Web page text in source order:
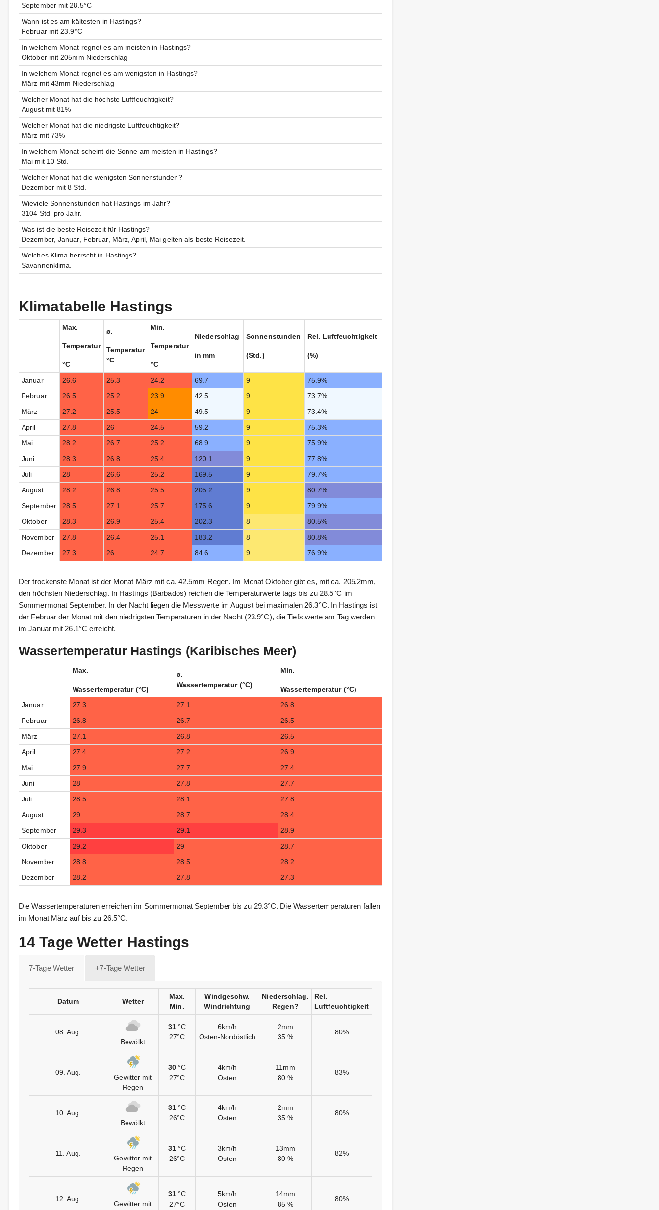
September mit 28.5°C
Wann ist es am kältesten in Hastings?
Februar mit 23.9°C
In welchem Monat regnet es am meisten in Hastings?
Oktober mit 205mm Niederschlag
In welchem Monat regnet es am wenigsten in Hastings?
März mit 43mm Niederschlag
Welcher Monat hat die höchste Luftfeuchtigkeit?
August mit 81%
Welcher Monat hat die niedrigste Luftfeuchtigkeit?
März mit 73%
In welchem Monat scheint die Sonne am meisten in Hastings?
Mai mit 10 Std.
Welcher Monat hat die wenigsten Sonnenstunden?
Dezember mit 8 Std.
Wieviele Sonnenstunden hat Hastings im Jahr?
3104 Std. pro Jahr.
Was ist die beste Reisezeit für Hastings?
Dezember, Januar, Februar, März, April, Mai gelten als beste Reisezeit.
Welches Klima herrscht in Hastings?
Savannenklima.
Klimatabelle Hastings
Max.
Temperatur
°C
ø.
Temperatur
°C
Min.
Temperatur
°C
Niederschlag
in mm
Sonnenstunden
(Std.)
Rel. Luftfeuchtigkeit
(%)
Januar 26.6 25.3 24.2 69.7 9 75.9%
Februar 26.5 25.2 23.9 42.5 9 73.7%
März 27.2 25.5 24 49.5 9 73.4%
April 27.8 26 24.5 59.2 9 75.3%
Mai 28.2 26.7 25.2 68.9 9 75.9%
Juni 28.3 26.8 25.4 120.1 9 77.8%
Juli 28 26.6 25.2 169.5 9 79.7%
August 28.2 26.8 25.5 205.2 9 80.7%
September 28.5 27.1 25.7 175.6 9 79.9%
Oktober 28.3 26.9 25.4 202.3 8 80.5%
November 27.8 26.4 25.1 183.2 8 80.8%
Dezember 27.3 26 24.7 84.6 9 76.9%
Der trockenste Monat ist der Monat März mit ca. 42.5mm Regen. Im Monat Oktober gibt es, mit ca. 205.2mm,
den höchsten Niederschlag. In Hastings (Barbados) reichen die Temperaturwerte tags bis zu 28.5°C im
Sommermonat September. In der Nacht liegen die Messwerte im August bei maximalen 26.3°C. In Hastings ist
der Februar der Monat mit den niedrigsten Temperaturen in der Nacht (23.9°C), die Tiefstwerte am Tag werden
im Januar mit 26.1°C erreicht.
Wassertemperatur Hastings (Karibisches Meer)
Max.
Wassertemperatur (°C)
ø.
Wassertemperatur (°C)
Min.
Wassertemperatur (°C)
Januar 27.3 27.1 26.8
Februar 26.8 26.7 26.5
März 27.1 26.8 26.5
April 27.4 27.2 26.9
Mai 27.9 27.7 27.4
Juni 28 27.8 27.7
Juli 28.5 28.1 27.8
August 29 28.7 28.4
September 29.3 29.1 28.9
Oktober 29.2 29 28.7
November 28.8 28.5 28.2
Dezember 28.2 27.8 27.3
Die Wassertemperaturen erreichen im Sommermonat September bis zu 29.3°C. Die Wassertemperaturen fallen
im Monat März auf bis zu 26.5°C.
14 Tage Wetter Hastings
7-Tage Wetter +7-Tage Wetter
Datum Wetter
Max.
Min.
Windgeschw.
Windrichtung
Niederschlag.
Regen?
Rel.
Luftfeuchtigkeit
08. Aug.
Bewölkt
31 °C
27°C
6km/h
Osten-Nordöstlich
2mm
35 %
80%
09. Aug.
Gewitter mit
Regen
30 °C
27°C
4km/h
Osten
11mm
80 %
83%
10. Aug.
Bewölkt
31 °C
26°C
4km/h
Osten
2mm
35 %
80%
11. Aug.
Gewitter mit
Regen
31 °C
26°C
3km/h
Osten
13mm
80 %
82%
12. Aug.
Gewitter mit
31 °C
27°C
5km/h
Osten
14mm
85 %
80%